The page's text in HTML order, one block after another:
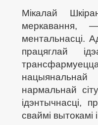
Мікалай
меркавання,
ментальнасці.
працяглай
нармальнай
ідэнтычнасці,
сваймі